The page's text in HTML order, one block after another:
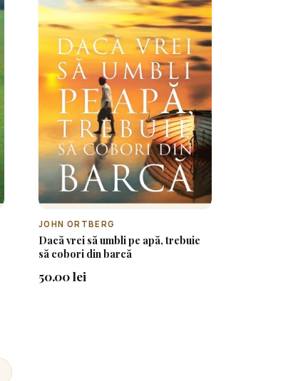
JOHN ORTBERG
Dacă vrei să umbli pe apă, trebuie
să cobori din barcă
50.00 lei